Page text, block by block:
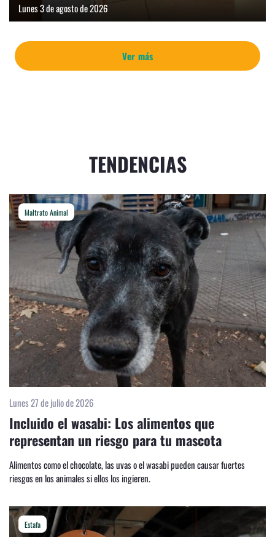
Ver más
Lunes 3 de agosto de 2026
TENDENCIAS
Maltrato Animal
Lunes 27 de julio de 2026
Incluido el wasabi: Los alimentos que
representan un riesgo para tu mascota
Alimentos como el chocolate, las uvas o el wasabi pueden causar fuertes
riesgos en los animales si ellos los ingieren.
Estafa